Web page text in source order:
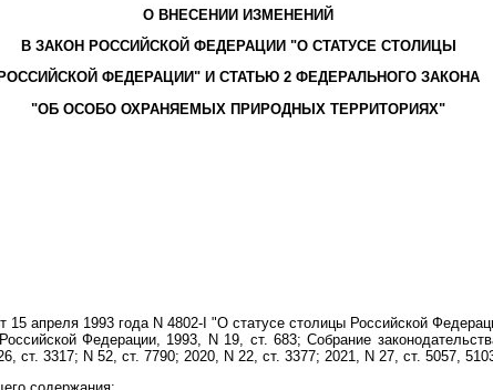
О ВНЕСЕНИИ ИЗМЕНЕНИЙ
В ЗАКОН РОССИЙСКОЙ ФЕДЕРАЦИИ "О СТАТУСЕ СТОЛИЦЫ
РОССИЙСКОЙ ФЕДЕРАЦИИ" И СТАТЬЮ 2 ФЕДЕРАЛЬНОГО ЗАКОНА
"ОБ ОСОБО ОХРАНЯЕМЫХ ПРИРОДНЫХ ТЕРРИТОРИЯХ"
15 апреля 1993 года N 4802-I "О статусе столицы Российской
Федерации, 1993, N 19, ст. 683; Собрание
ст. 3317; N 52, ст. 7790; 2020, N 22, ст. 3377; 2021, N 27, ст. 5057,